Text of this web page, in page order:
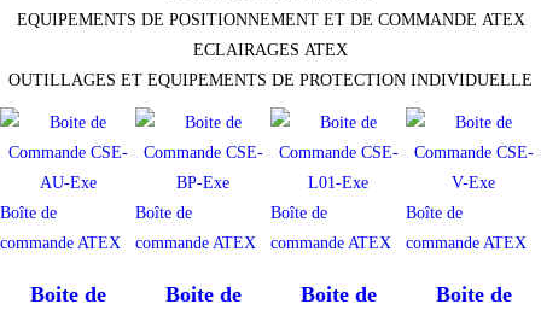
EQUIPEMENTS DE POSITIONNEMENT ET DE COMMANDE ATEX
ECLAIRAGES ATEX
OUTILLAGES ET EQUIPEMENTS DE PROTECTION INDIVIDUELLE
Boîte de
commande ATEX
Boite de
Boîte de
commande ATEX
Boite de
Boîte de
commande ATEX
Boite de
Boîte de
commande ATEX
Boite de